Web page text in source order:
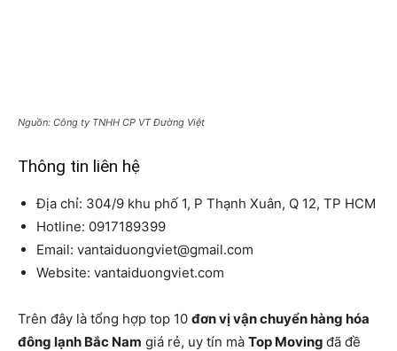
Nguồn: Công ty TNHH CP VT Đường Việt
Thông tin liên hệ
Địa chỉ: 304/9 khu phố 1, P Thạnh Xuân, Q 12, TP HCM
Hotline: 0917189399
Email: vantaiduongviet@gmail.com
Website: vantaiduongviet.com
Trên đây là tổng hợp top 10 đơn vị vận chuyển hàng hóa
đông lạnh Bắc Nam giá rẻ, uy tín mà Top Moving đã đề